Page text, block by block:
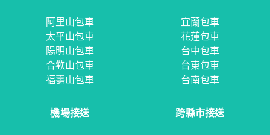
阿里山包車
太平山包車
陽明山包車
合歡山包車
福壽山包車
宜蘭包車
花蓮包車
台中包車
台東包車
台南包車
機場接送 跨縣市接送